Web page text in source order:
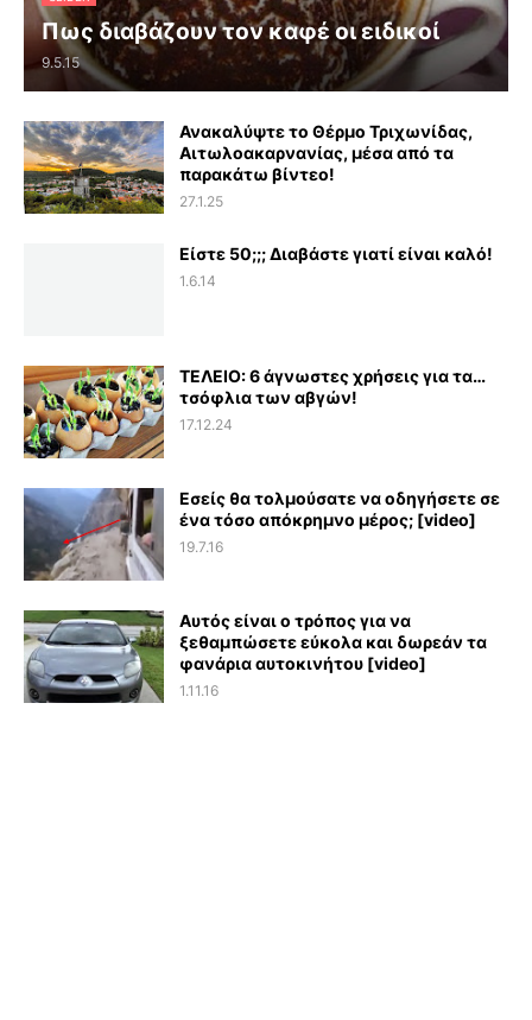
Πως διαβάζουν τον καφέ οι ειδικοί
9.5.15
Ανακαλύψτε το Θέρμο Τριχωνίδας,
Αιτωλοακαρνανίας, μέσα από τα
παρακάτω βίντεο!
27.1.25
Είστε 50;;; Διαβάστε γιατί είναι καλό!
1.6.14
ΤΕΛΕΙΟ: 6 άγνωστες χρήσεις για τα…
τσόφλια των αβγών!
17.12.24
Εσείς θα τολμούσατε να οδηγήσετε σε
ένα τόσο απόκρημνο μέρος; [video]
19.7.16
Αυτός είναι ο τρόπος για να
ξεθαμπώσετε εύκολα και δωρεάν τα
φανάρια αυτοκινήτου [video]
1.11.16